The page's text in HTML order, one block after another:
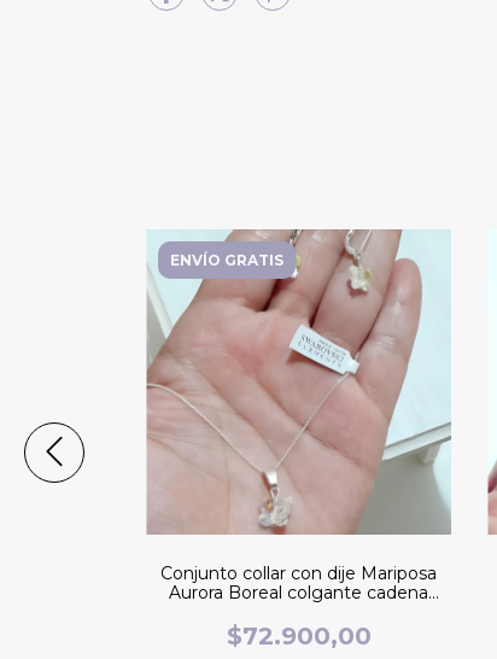
ENVÍO GRATIS
Conjunto collar con dije Mariposa
Aurora Boreal colgante cadena
$72.900,00